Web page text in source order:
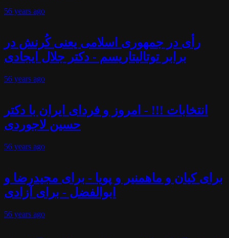
56 years ago
رأی در جمهوری اسلامی یعنی کُرنش در
برابر توتالیتاریسم - دکتر جلال ایجادی
56 years ago
انتخابات !!! - امروز و فردای ایران با دکتر
حسین لاجوردی
56 years ago
برای کیان و ماهمنیر و پویا - برای مجیدرضا و
ابوالفضل - برای آزادی
56 years ago